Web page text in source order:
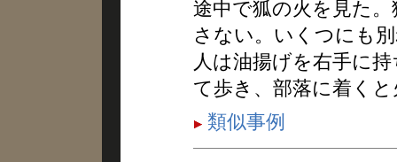
途中で狐の火を見た
さない。いくつにも
人は油揚げを右手に
て歩き、部落に着く
類似事例